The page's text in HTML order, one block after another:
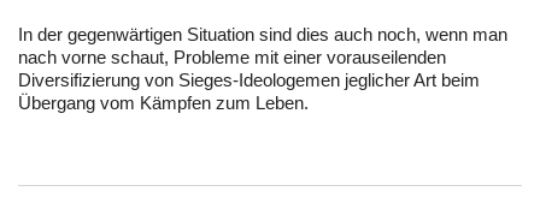
In der gegenwärtigen Situation sind dies auch noch, wenn man
nach vorne schaut, Probleme mit einer vorauseilenden
Diversifizierung von Sieges-Ideologemen jeglicher Art beim
Übergang vom Kämpfen zum Leben.